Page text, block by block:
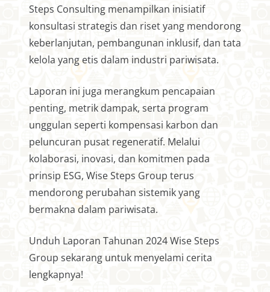
Steps Consulting menampilkan inisiatif
konsultasi strategis dan riset yang mendorong
keberlanjutan, pembangunan inklusif, dan tata
kelola yang etis dalam industri pariwisata.
Laporan ini juga merangkum pencapaian
penting, metrik dampak, serta program
unggulan seperti kompensasi karbon dan
peluncuran pusat regeneratif. Melalui
kolaborasi, inovasi, dan komitmen pada
prinsip ESG, Wise Steps Group terus
mendorong perubahan sistemik yang
bermakna dalam pariwisata.
Unduh Laporan Tahunan 2024 Wise Steps
Group sekarang untuk menyelami cerita
lengkapnya!